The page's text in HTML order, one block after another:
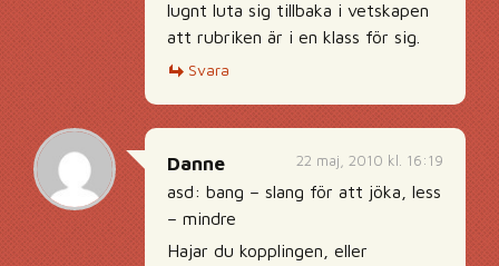
lugnt luta sig tillbaka i vetskapen
att rubriken är i en klass för sig.
Svara
22 maj, 2010 kl. 16:19
Danne
asd: bang – slang för att jöka, less
– mindre
Hajar du kopplingen, eller